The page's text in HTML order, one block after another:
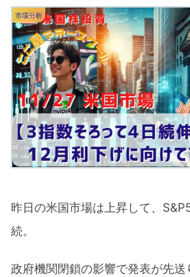
市場分析
昨日の米国市場は上昇して、
続。
政府機関閉鎖の影響で発表が先送